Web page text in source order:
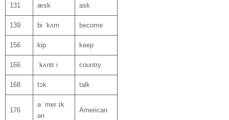
131 æsk ask
139 bi ˈkʌm become
156 kip keep
166 ˈkʌntr i country
168 tɔk talk
176
ə ˈmer ɪk
ən
American